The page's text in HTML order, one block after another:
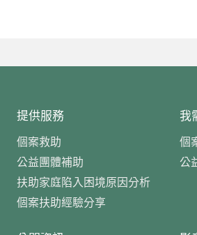
提供服務
個案救助
公益團體補助
扶助家庭陷入困境原因分析
個案扶助經驗分享
我
個
公